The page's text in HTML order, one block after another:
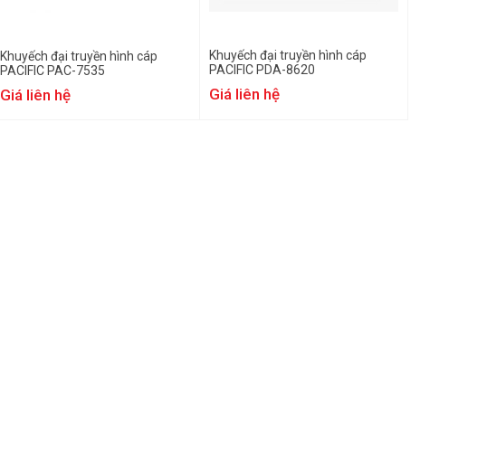
Khuyếch đại truyền hình cáp
PACIFIC PAC-7535
Giá liên hệ
Khuyếch đại truyền hình cáp
PACIFIC PDA-8620
Giá liên hệ